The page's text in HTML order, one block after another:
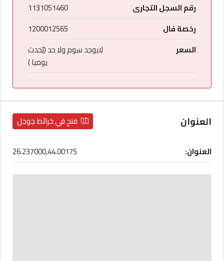
رقم السجل التجارى
1131051460
رخصة فال
1200012565
السعر
لايوجد سوم ولا حد (يُحدث
يوميا )
العنوان فتح في خرائط جوجل
العنوان: 26.237000,44.00175